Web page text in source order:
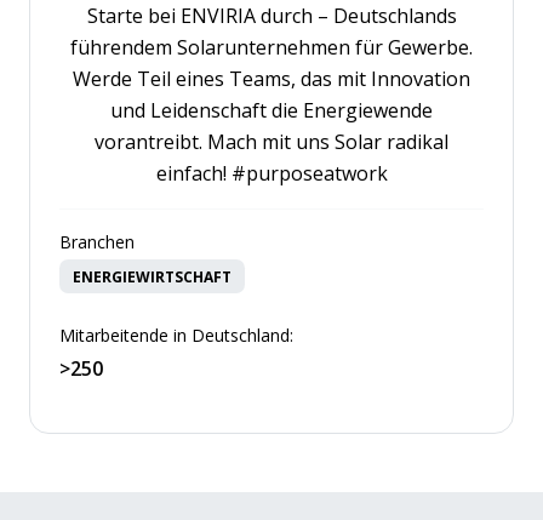
Starte bei ENVIRIA durch – Deutschlands
führendem Solarunternehmen für Gewerbe.
Werde Teil eines Teams, das mit Innovation
und Leidenschaft die Energiewende
vorantreibt. Mach mit uns Solar radikal
einfach! #purposeatwork
Branchen
ENERGIEWIRTSCHAFT
Mitarbeitende in Deutschland:
>250